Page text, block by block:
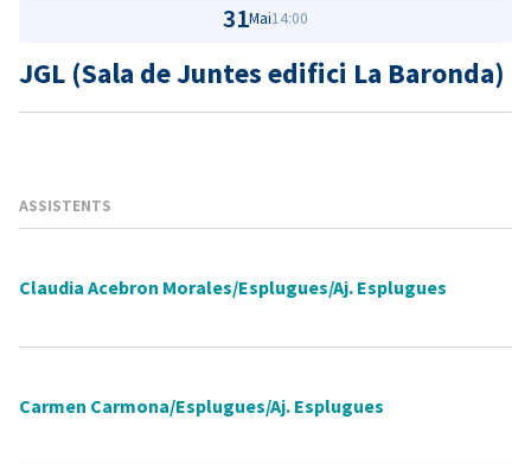
31Mai14:00
JGL (Sala de Juntes edifici La Baronda)
ASSISTENTS
Claudia Acebron Morales/Esplugues/Aj. Esplugues
Carmen Carmona/Esplugues/Aj. Esplugues